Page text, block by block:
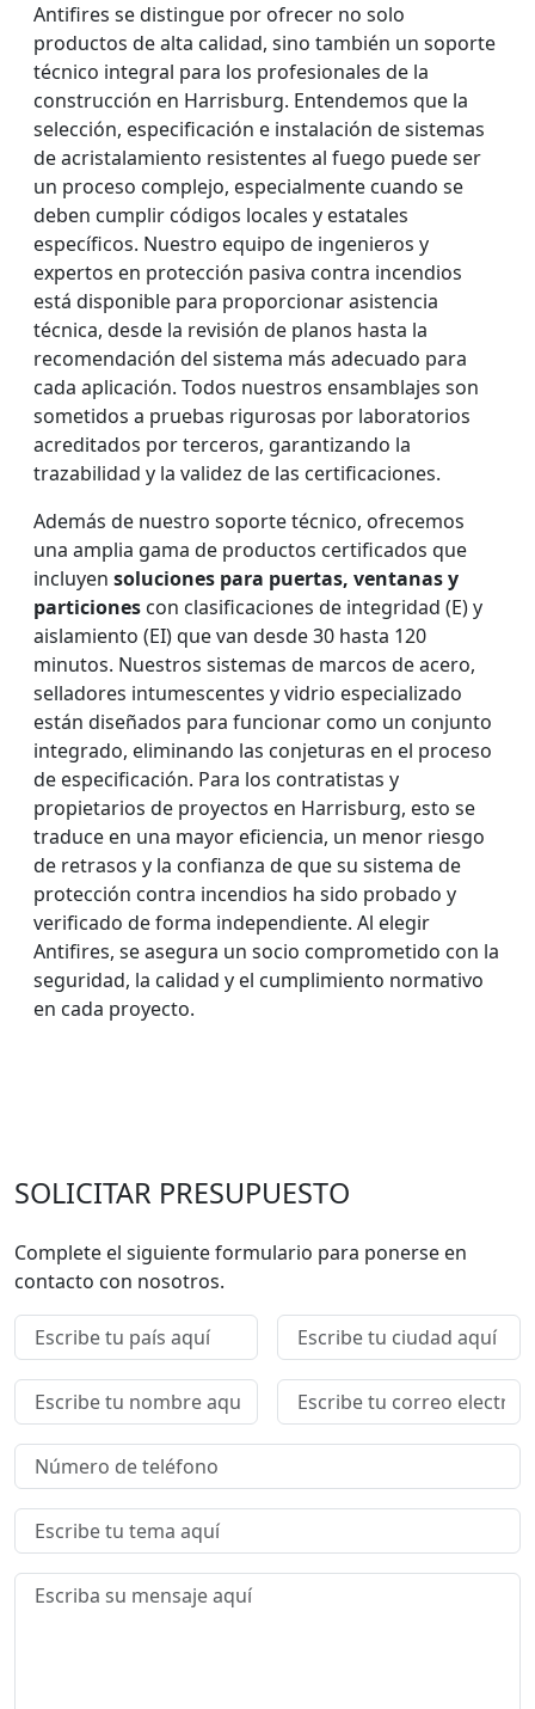
Antifires se distingue por ofrecer no solo
productos de alta calidad, sino también un soporte
técnico integral para los profesionales de la
construcción en Harrisburg. Entendemos que la
selección, especificación e instalación de sistemas
de acristalamiento resistentes al fuego puede ser
un proceso complejo, especialmente cuando se
deben cumplir códigos locales y estatales
específicos. Nuestro equipo de ingenieros y
expertos en protección pasiva contra incendios
está disponible para proporcionar asistencia
técnica, desde la revisión de planos hasta la
recomendación del sistema más adecuado para
cada aplicación. Todos nuestros ensamblajes son
sometidos a pruebas rigurosas por laboratorios
acreditados por terceros, garantizando la
trazabilidad y la validez de las certificaciones.
Además de nuestro soporte técnico, ofrecemos
una amplia gama de productos certificados que
incluyen soluciones para puertas, ventanas y
particiones con clasificaciones de integridad (E) y
aislamiento (EI) que van desde 30 hasta 120
minutos. Nuestros sistemas de marcos de acero,
selladores intumescentes y vidrio especializado
están diseñados para funcionar como un conjunto
integrado, eliminando las conjeturas en el proceso
de especificación. Para los contratistas y
propietarios de proyectos en Harrisburg, esto se
traduce en una mayor eficiencia, un menor riesgo
de retrasos y la confianza de que su sistema de
protección contra incendios ha sido probado y
verificado de forma independiente. Al elegir
Antifires, se asegura un socio comprometido con la
seguridad, la calidad y el cumplimiento normativo
en cada proyecto.
SOLICITAR PRESUPUESTO
Complete el siguiente formulario para ponerse en
contacto con nosotros.